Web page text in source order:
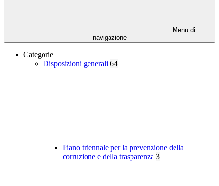
Menu di
navigazione
Categorie
Disposizioni generali 64
Piano triennale per la prevenzione della
corruzione e della trasparenza 3